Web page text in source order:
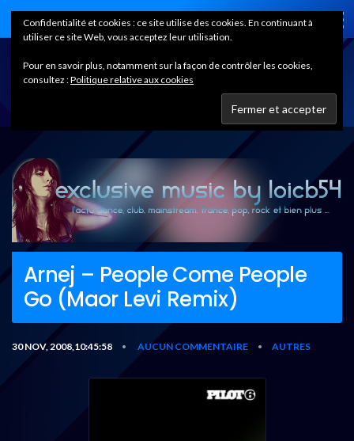
Home
Arnej – People Come People
Go (Maor Levi Remix)
30 NOV, 2008,10:45:58 • AUCUN COMMENTAIRE • AUTRES
Confidentialité et cookies : ce site utilise des cookies. En continuant à
utiliser ce site Web, vous acceptez leur utilisation.
Pour en savoir plus, notamment sur la façon de contrôler les cookies,
consultez :Politique relative aux cookies